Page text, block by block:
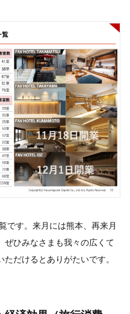
です。来月には熊本、再来月
ぜひみなさまも我々の広くて
だけるとありがたいです。